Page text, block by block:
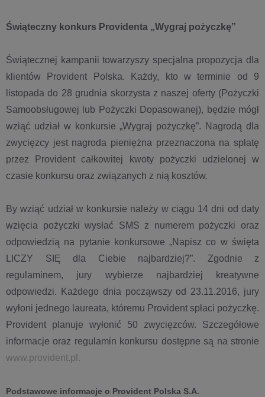
Świąteczny konkurs Providenta „Wygraj pożyczkę”
Świątecznej kampanii towarzyszy specjalna propozycja dla
klientów Provident Polska. Każdy, kto w terminie od 9
listopada do 28 grudnia skorzysta z naszej oferty (Pożyczki
Samoobsługowej lub Pożyczki Dopasowanej), będzie mógł
wziąć udział w konkursie „Wygraj pożyczkę”. Nagrodą dla
zwycięzcy jest nagroda pieniężna przeznaczona na spłatę
przez Provident całkowitej kwoty pożyczki udzielonej w
czasie konkursu oraz związanych z nią kosztów.
By wziąć udział w konkursie należy w ciągu 14 dni od daty
wzięcia pożyczki wysłać SMS z numerem pożyczki oraz
odpowiedzią na pytanie konkursowe „Napisz co w święta
LICZY SIĘ dla Ciebie najbardziej?”. Zgodnie z
regulaminem, jury wybierze najbardziej kreatywne
odpowiedzi. Każdego dnia począwszy od 23.11.2016, jury
wyłoni jednego laureata, któremu Provident spłaci pożyczkę.
Provident planuje wyłonić 50 zwycięzców. Szczegółowe
informacje oraz regulamin konkursu dostępne są na stronie
www.provident.pl.
Podstawowe informacje o Provident Polska S.A.